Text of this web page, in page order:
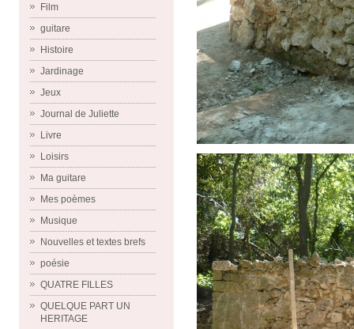
Film
guitare
Histoire
Jardinage
Jeux
Journal de Juliette
Livre
Loisirs
Ma guitare
Mes poèmes
Musique
Nouvelles et textes brefs
poésie
QUATRE FILLES
QUELQUE PART UN
HERITAGE